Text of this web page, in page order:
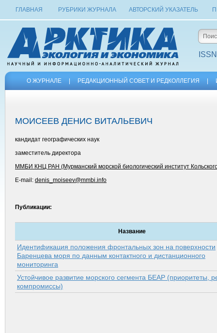
ГЛАВНАЯ РУБРИКИ ЖУРНАЛА АВТОРСКИЙ УКАЗАТЕЛЬ
О ЖУРНАЛЕ РЕДАКЦИОННЫЙ СОВЕТ И РЕДКОЛЛЕГИЯ
МОИСЕЕВ ДЕНИС ВИТАЛЬЕВИЧ
кандидат географических наук
заместитель директора
ММБИ КНЦ РАН (Мурманский морской биологический институт
E-mail: denis_moiseev@mmbi.info
Публикации:
Название
Идентификация положения фронтальных зон на поверхности
Баренцева моря по данным контактного и дистанционного
мониторинга
Устойчивое развитие морского сегмента БЕАР (приоритеты,
компромиссы)